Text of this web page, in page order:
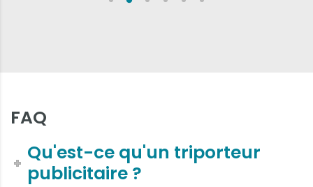
FAQ
Qu'est-ce qu'un triporteur
publicitaire ?